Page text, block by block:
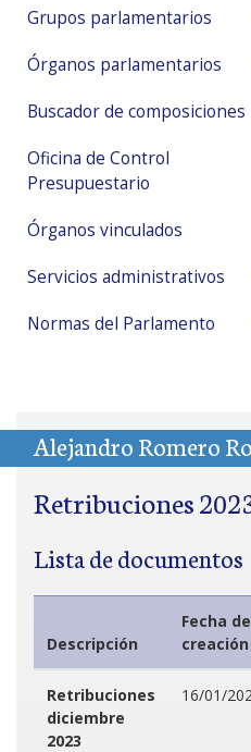
Grupos parlamentarios
Órganos parlamentarios
Buscador de composiciones
Oficina de Control
Presupuestario
Órganos vinculados
Servicios administrativos
Normas del Parlamento
Alejandro Romero
Retribuciones
Lista de documentos
Descripción
Fecha de
creación
Retribuciones
diciembre
2023
16/01/